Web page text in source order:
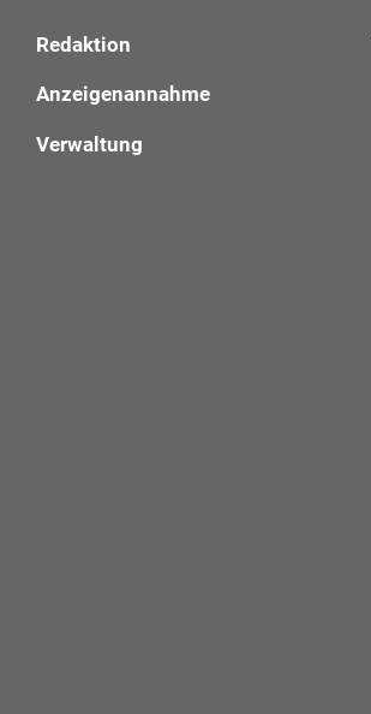
Redaktion
Anzeigenannahme
Verwaltung